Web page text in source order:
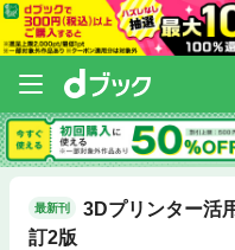
最新刊
3Dプリンター活
訂2版